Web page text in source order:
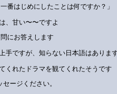
番はじめにしたことは何ですか？」
、甘い〜〜ですよ
にお答えします
手ですが、知らない日本語はありま
くれたドラマを観てくれたそうです
ージください。